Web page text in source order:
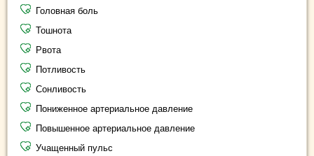
Головная боль
Тошнота
Рвота
Потливость
Сонливость
Пониженное артериальное давление
Повышенное артериальное давление
Учащенный пульс